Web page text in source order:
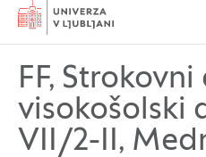
Domov
FF,
visokošolski
VII/2-II,